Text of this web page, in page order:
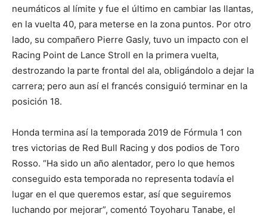
neumáticos al límite y fue el último en cambiar las llantas,
en la vuelta 40, para meterse en la zona puntos. Por otro
lado, su compañero Pierre Gasly, tuvo un impacto con el
Racing Point de Lance Stroll en la primera vuelta,
destrozando la parte frontal del ala, obligándolo a dejar la
carrera; pero aun así el francés consiguió terminar en la
posición 18.
Honda termina así la temporada 2019 de Fórmula 1 con
tres victorias de Red Bull Racing y dos podios de Toro
Rosso. “Ha sido un año alentador, pero lo que hemos
conseguido esta temporada no representa todavía el
lugar en el que queremos estar, así que seguiremos
luchando por mejorar”, comentó Toyoharu Tanabe, el